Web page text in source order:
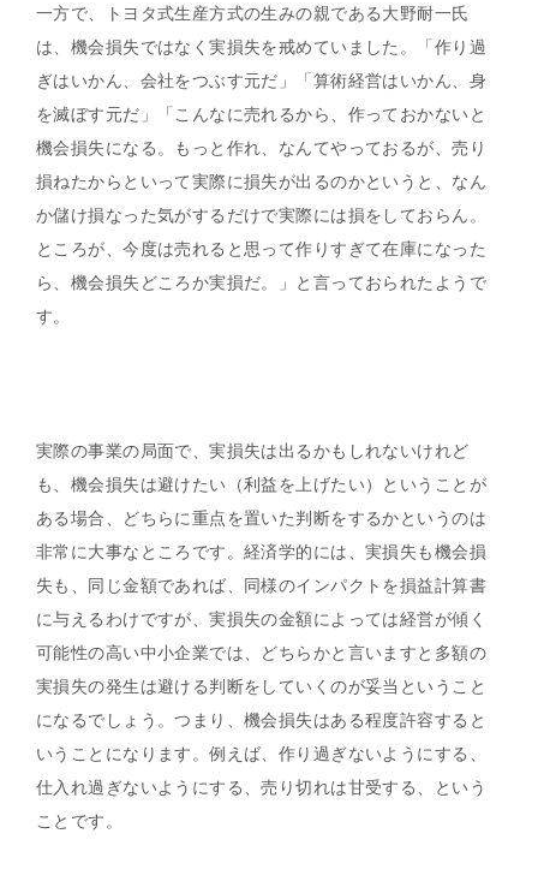
一方で、トヨタ式生産方式の生みの親である大野耐一氏
は、機会損失ではなく実損失を戒めていました。「作り過
ぎはいかん、会社をつぶす元だ」「算術経営はいかん、身
を滅ぼす元だ」「こんなに売れるから、作っておかないと
機会損失になる。もっと作れ、なんてやっておるが、売り
損ねたからといって実際に損失が出るのかというと、なん
か儲け損なった気がするだけで実際には損をしておらん。
ところが、今度は売れると思って作りすぎて在庫になった
ら、機会損失どころか実損だ。」と言っておられたようで
す。
実際の事業の局面で、実損失は出るかもしれないけれど
も、機会損失は避けたい（利益を上げたい）ということが
ある場合、どちらに重点を置いた判断をするかというのは
非常に大事なところです。経済学的には、実損失も機会損
失も、同じ金額であれば、同様のインパクトを損益計算書
に与えるわけですが、実損失の金額によっては経営が傾く
可能性の高い中小企業では、どちらかと言いますと多額の
実損失の発生は避ける判断をしていくのが妥当ということ
になるでしょう。つまり、機会損失はある程度許容すると
いうことになります。例えば、作り過ぎないようにする、
仕入れ過ぎないようにする、売り切れは甘受する、という
ことです。